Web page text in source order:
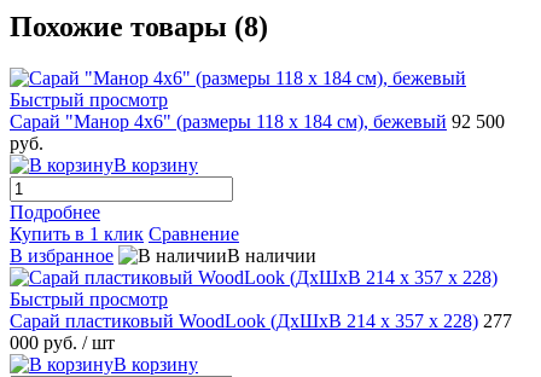
Похожие товары (8)
Быстрый просмотр
Сарай "Манор 4х6" (размеры 118 x 184 см), бежевый 92 500
руб.
В корзину
Подробнее
Купить в 1 клик Сравнение
В избранное
В наличии
Быстрый просмотр
Сарай пластиковый WoodLook (ДхШхВ 214 х 357 х 228) 277
000 руб. / шт
В корзину